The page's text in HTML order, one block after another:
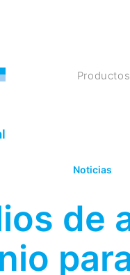
Productos
Noticias
de